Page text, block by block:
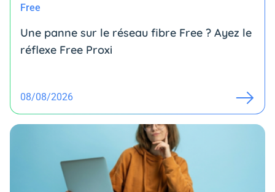
Free
Une panne sur le réseau fibre Free ? Ayez le
réflexe Free Proxi
08/08/2026